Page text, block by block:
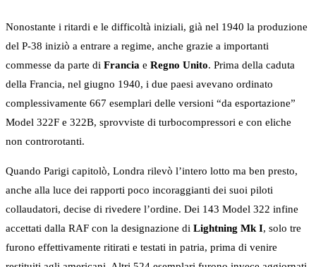
Nonostante i ritardi e le difficoltà iniziali, già nel 1940 la produzione
del P-38 iniziò a entrare a regime, anche grazie a importanti
commesse da parte di Francia e Regno Unito. Prima della caduta
della Francia, nel giugno 1940, i due paesi avevano ordinato
complessivamente 667 esemplari delle versioni “da esportazione”
Model 322F e 322B, sprovviste di turbocompressori e con eliche
non controrotanti.
Quando Parigi capitolò, Londra rilevò l’intero lotto ma ben presto,
anche alla luce dei rapporti poco incoraggianti dei suoi piloti
collaudatori, decise di rivedere l’ordine. Dei 143 Model 322 infine
accettati dalla RAF con la designazione di Lightning Mk I, solo tre
furono effettivamente ritirati e testati in patria, prima di venire